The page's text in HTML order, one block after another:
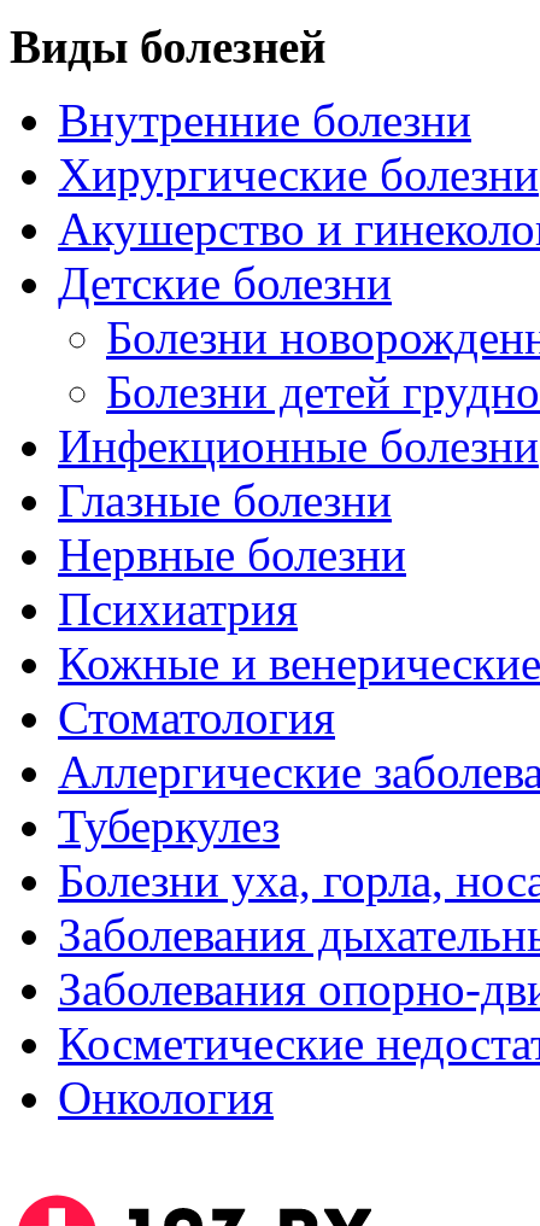
Виды болезней
Внутренние болезни
Хирургические болезни
Акушерство и
Детские болезни
Болезни
Болезни детей
Инфекционные болезни
Глазные болезни
Нервные болезни
Психиатрия
Кожные и
Стоматология
Аллергические
Туберкулез
Болезни уха, горла,
Заболевания
Заболевания опорно-
Косметические
Онкология